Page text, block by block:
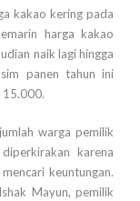
kakao kering pada
harga kakao
naik lagi hingga
panen tahun ini
15.000.
warga pemilik
karena
keuntungan.
Mayun, pemilik